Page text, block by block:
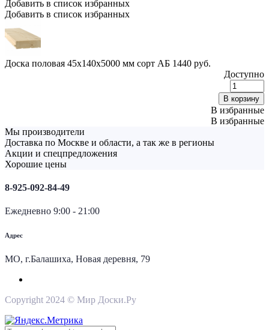
Добавить в список избранных
Добавить в список избранных
Доска половая 45х140х5000 мм сорт АБ 1440 руб.
Доступно
В корзину
В избранные
В избранные
Мы производители
Доставка по Москве и области, а так же в регионы
Акции и спецпредложения
Хорошие цены
8-925-092-84-49
Ежедневно 9:00 - 21:00
Адрес
МО, г.Балашиха, Новая деревня, 79
Copyright 2024 © Мир Доски.Ру